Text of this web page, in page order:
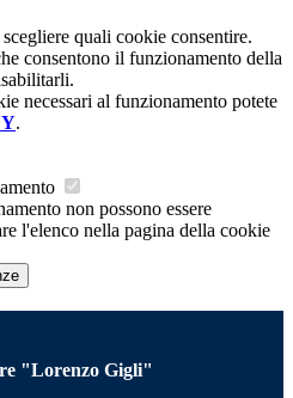
quali cookie consentire.
consentono il funzionamento della
necessari al funzionamento potete
.
non possono essere
l'elenco nella pagina della cookie
"Lorenzo Gigli"